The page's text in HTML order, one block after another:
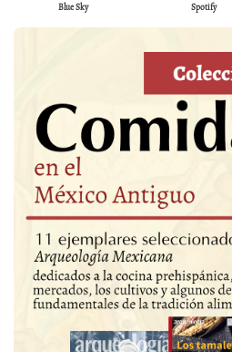
Blue Sky Spotify